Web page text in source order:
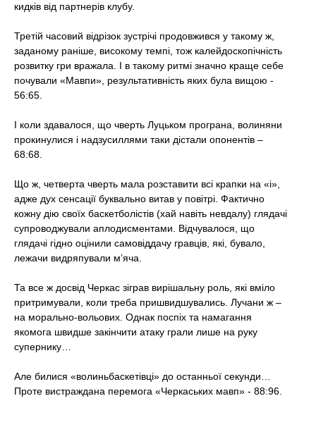
кидків від партнерів клубу.
Третій часовий відрізок зустрічі продовжився у такому ж,
заданому раніше, високому темпі, тож калейдоскопічність
розвитку гри вражала. І в такому ритмі значно краще себе
почували «Мавпи», результативність яких була вищою -
56:65.
І коли здавалося, що чверть Луцьком програна, волиняни
прокинулися і надзусиллями таки дістали опонентів –
68:68.
Що ж, четверта чверть мала розставити всі крапки на «і»,
адже дух сенсації буквально витав у повітрі. Фактично
кожну дію своїх баскетболістів (хай навіть невдалу) глядачі
супроводжували аплодисментами. Відчувалося, що
глядачі гідно оцінили самовіддачу гравців, які, бувало,
лежачи видряпували м’яча.
Та все ж досвід Черкас зіграв вирішальну роль, які вміло
притримували, коли треба пришвидшувались. Лучани ж –
на морально-вольових. Однак поспіх та намагання
якомога швидше закінчити атаку грали лише на руку
супернику…
Але билися «волиньбаскетівці» до останньої секунди…
Проте вистраждана перемога «Черкаських мавп» - 88:96.